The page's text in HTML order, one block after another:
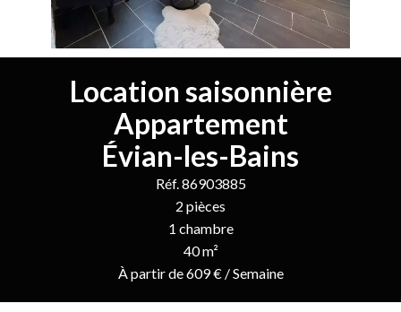
Location saisonnière
Appartement
Évian-les-Bains
Réf. 86903885
2 pièces
1 chambre
40 m²
À partir de 609 € / Semaine